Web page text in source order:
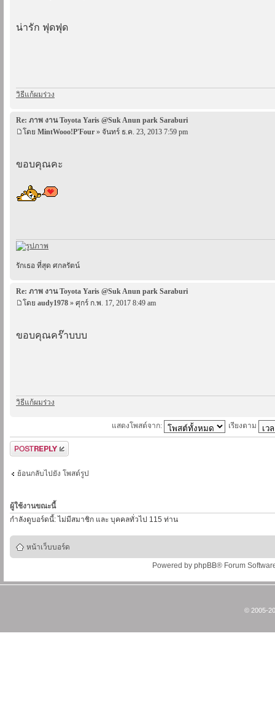
น่ารัก ฟุดฟุด
วิธีแก้ผมร่วง
Re: ภาพ งาน Toyota Yaris @Suk Anun park Saraburi
โดย MintWooo!P'Four » จันทร์ ธ.ค. 23, 2013 7:59 pm
ขอบคุณคะ
รักเธอ ที่สุด ศกลรัตน์
Re: ภาพ งาน Toyota Yaris @Suk Anun park Saraburi
โดย audy1978 » ศุกร์ ก.พ. 17, 2017 8:49 am
ขอบคุณคร๊าบบบ
วิธีแก้ผมร่วง
แสดงโพสต์จาก: เรียงตาม
ตอบกระทู้
ย้อนกลับไปยัง โพสต์รูป
ผู้ใช้งานขณะนี้
กำลังดูบอร์ดนี้: ไม่มีสมาชิก และ บุคคลทั่วไป 115 ท่าน
หน้าเว็บบอร์ด
Powered by phpBB® Forum
© 2005-